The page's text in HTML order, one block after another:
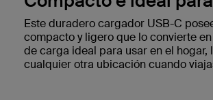
Este duradero cargador USB-C
compacto y ligero que lo convierte
de carga ideal para usar en el hogar,
cualquier otra ubicación cuando